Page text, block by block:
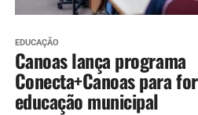
EDUCAÇÃO
Canoas lança programa
Conecta+Canoas para
educação municipal